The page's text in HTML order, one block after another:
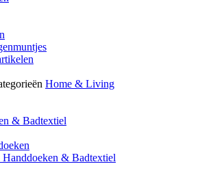
Home & Living
& Badtextiel
& Badtextiel